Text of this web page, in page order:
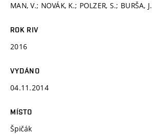
MAN, V.; NOVÁK, K.; POLZER, S.; BURŠA, J.
ROK RIV
2016
VYDÁNO
04.11.2014
MÍSTO
Špičák